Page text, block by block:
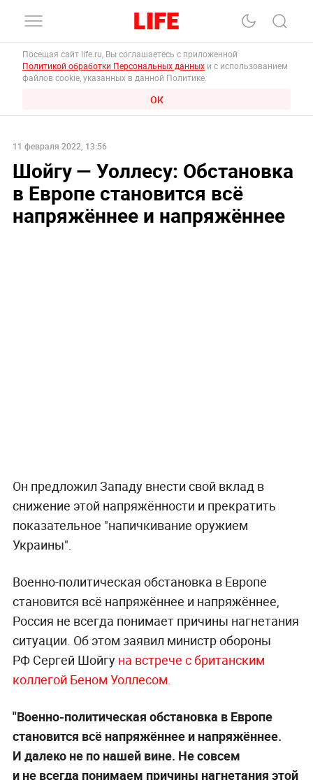
Посещая сайт life.ru, Вы соглашаетесь с приложенной
Политикой обработки Персональных данных и с использованием
файлов cookie, указанных в данной Политике.
ОК
11 февраля 2022, 13:56
Шойгу — Уоллесу: Обстановка
в Европе становится всё
напряжённее и напряжённее
Он предложил Западу внести свой вклад в
снижение этой напряжённости и прекратить
показательное "напичкивание оружием
Украины".
Военно-политическая обстановка в Европе
становится всё напряжённее и напряжённее,
Россия не всегда понимает причины нагнетания
ситуации. Об этом заявил министр обороны
РФ Сергей Шойгу на встрече с британским
коллегой Беном Уоллесом.
"Военно-политическая обстановка в Европе
становится всё напряжённее и напряжённее.
И далеко не по нашей вине. Не совсем
и не всегда понимаем причины нагнетания этой